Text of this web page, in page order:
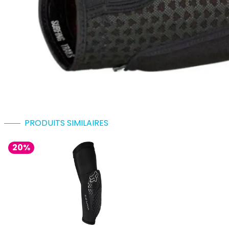
PRODUITS SIMILAIRES
20%